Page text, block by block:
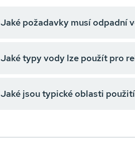
Jaké požadavky musí odpadní
Jaké typy vody lze použít pro
Jaké jsou typické oblasti